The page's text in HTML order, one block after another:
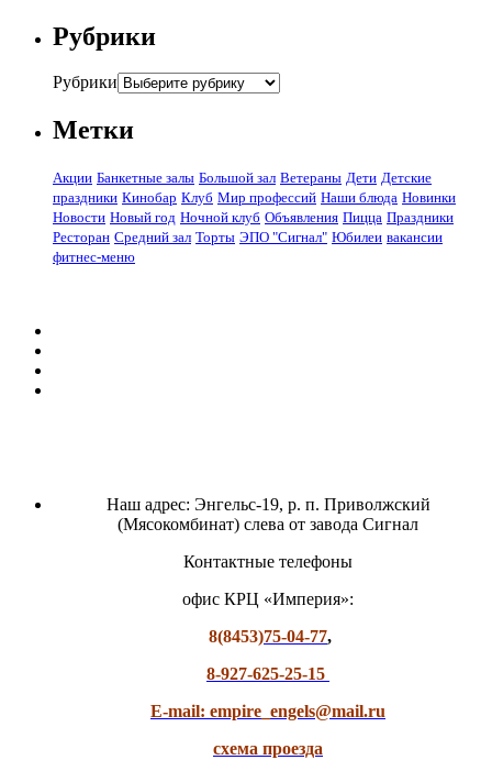
Рубрики
Рубрики
Метки
Акции Банкетные залы Большой зал Ветераны Дети Детские
праздники Кинобар Клуб Мир профессий Наши блюда Новинки
Новости Новый год Ночной клуб Объявления Пицца Праздники
Ресторан Средний зал Торты ЭПО "Сигнал" Юбилеи вакансии
фитнес-меню
Наш адрес: Энгельс-19, р. п. Приволжский
(Мясокомбинат) слева от завода Сигнал
Контактные телефоны
офис КРЦ «Империя»:
8(8453)75-04-77,
8-927-625-25-15
E-mail: empire_engels@mail.ru
схема проезда